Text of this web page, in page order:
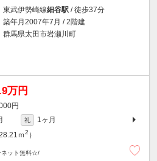
東武伊勢崎線細谷駅 / 徒歩37分
築年月2007年7月 / 2階建
群馬県太田市岩瀬川町
万円
円
礼
1ヶ月
ｍ2 ）
ネット無料☆/